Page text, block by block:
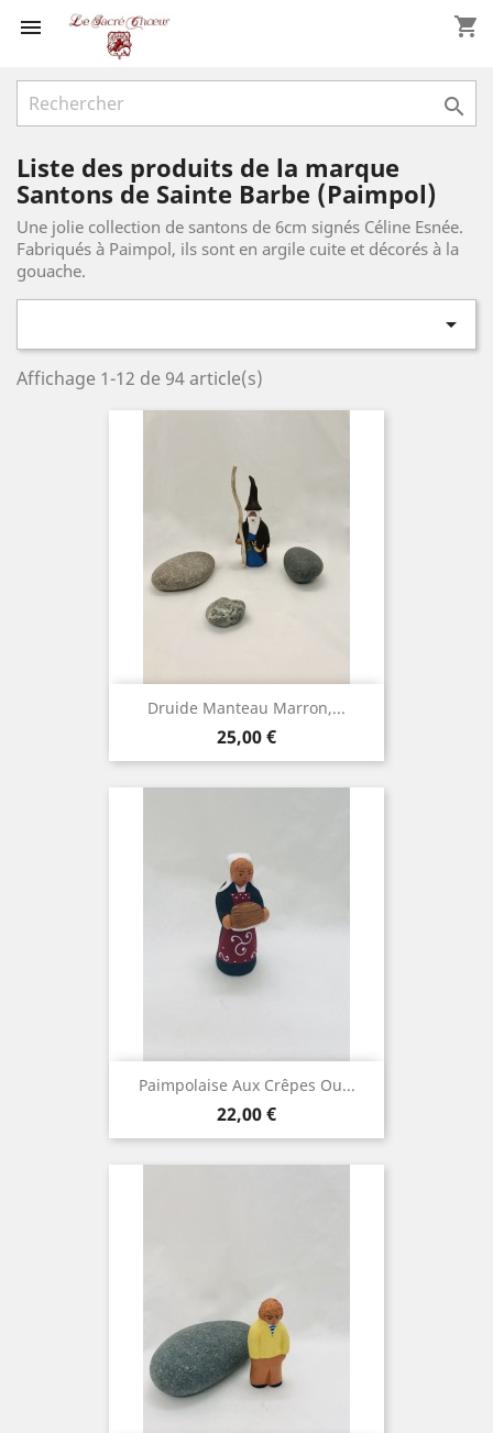
 shopping_cart

Liste des produits de la marque
Santons de Sainte Barbe (Paimpol)
Une jolie collection de santons de 6cm signés Céline Esnée.
Fabriqués à Paimpol, ils sont en argile cuite et décorés à la
gouache.

Affichage 1-12 de 94 article(s)
Druide Manteau Marron,...
Prix
25,00 €
Paimpolaise Aux Crêpes Ou...
Prix
22,00 €